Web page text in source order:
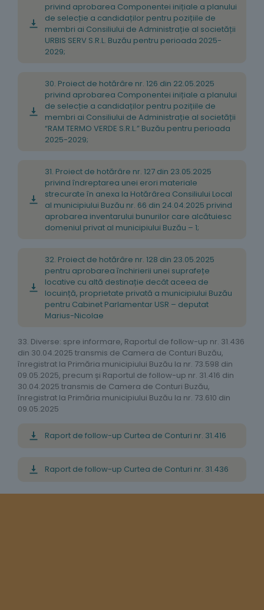
privind aprobarea Componentei inițiale a planului
de selecție a candidaților pentru pozițiile de
membri ai Consiliului de Administrație al societății
URBIS SERV S.R.L. Buzău pentru perioada 2025-
2029;
30. Proiect de hotărâre nr. 126 din 22.05.2025
privind aprobarea Componentei inițiale a planului
de selecție a candidaților pentru pozițiile de
membri ai Consiliului de Administrație al societății
“RAM TERMO VERDE S.R.L.” Buzău pentru perioada
2025-2029;
31. Proiect de hotărâre nr. 127 din 23.05.2025
privind îndreptarea unei erori materiale
strecurate în anexa la Hotărârea Consiliului Local
al municipiului Buzău nr. 66 din 24.04.2025 privind
aprobarea inventarului bunurilor care alcătuiesc
domeniul privat al municipiului Buzău – 1;
32. Proiect de hotărâre nr. 128 din 23.05.2025
pentru aprobarea închirierii unei suprafețe
locative cu altă destinație decât aceea de
locuință, proprietate privată a municipiului Buzău
pentru Cabinet Parlamentar USR – deputat
Marius-Nicolae
33. Diverse: spre informare, Raportul de follow-up nr. 31.436
din 30.04.2025 transmis de Camera de Conturi Buzău,
înregistrat la Primăria municipiului Buzău la nr. 73.598 din
09.05.2025, precum și Raportul de follow-up nr. 31.416 din
30.04.2025 transmis de Camera de Conturi Buzău,
înregistrat la Primăria municipiului Buzău la nr. 73.610 din
09.05.2025
Raport de follow-up Curtea de Conturi nr. 31.416
Raport de follow-up Curtea de Conturi nr. 31.436